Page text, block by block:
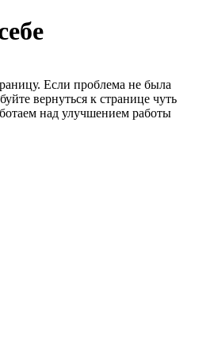
Если проблема не была
вернуться к странице чуть
над улучшением работы